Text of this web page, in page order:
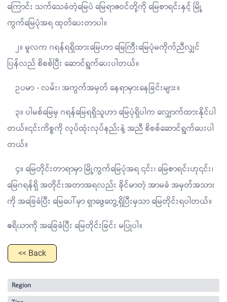
ကြောင်း သက်သေခံတဲ့မြေပဲ မြေရာဇဝင်တို့ကို မြေစာရင်းနှင့် မြို့
ကွက်မြေပုံအရ ထုတ်ပေးတာပါ။
၂။ မူလက ဂရန်ရရှိထားမြေဟာ မြေကြီးမြေပုံမကိုက်ညီလျှင်
ပြန်လည် စိစစ်ပြီး ဆောင်ရွက်ပေးပါတယ်။
ဥပမာ - လမ်း၊ အကွက်အမှတ် နေရာမှားနေခြင်းများ။
၃။ ပါမစ်မြေမှ ဂရန်မြေရရှိသူဟာ မြေပုံရှိပါက လျှောက်ထားနိုင်ပါ
တယ်။၎င်းကိစ္စကို လုပ်ထုံးလုပ်နည်းနဲ့ အညီ စိစစ်ဆောင်ရွက်ပေးပါ
တယ်။
၄။ မြေတိုင်းတာရာမှာ မြို့ကွက်မြေပုံအရ ၎င်း၊ မြေစာရင်းဟု၎င်း၊
မြေဂရန်ရှိ အတိုင်းအတာအရလည်း ခိုင်မာတဲ့ အာမခံ အမှတ်အသား
ကို အခြေခံပြီး မြေပေါ်မှာ ရှာဖွေတွေ့ရှိပြီးမှသာ မြေတိုင်းရပါတယ်။
ဧရိယာကို အခြေခံပြီး မြေတိုင်းခြင်း မပြုပါ။
<< Back
Region